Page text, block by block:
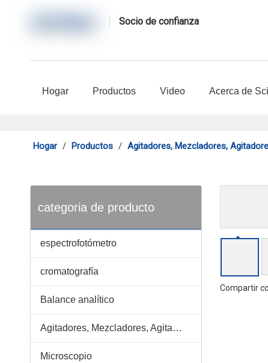
Socio de confianza
Hogar Productos Video Acerca de
Hogar / Productos / Agitadores, Mezcladores,
categoria de producto
espectrofotómetro
cromatografía
Balance analítico
Agitadores, Mezcladores, Agitadores, Pipetas
Microscopio
Compartir